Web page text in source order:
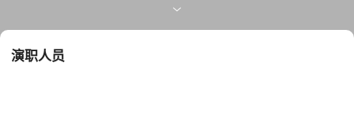
稀少的多边境地区实施抢劫。这些无名英雄曾在各自的职业生涯中享有声
史诗般的生存之战，而此时他们的技能、忠诚和道德也几近崩溃。本片由
演职人员